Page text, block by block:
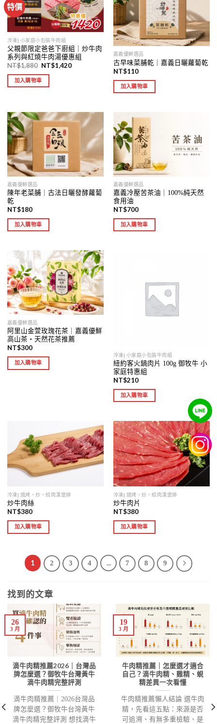
特價
冷凍| 小家庭小包裝牛肉組
父親節限定爸爸下廚組｜炒牛肉
系列與紅燒牛肉湯優惠組
NT$1,880 NT$1,420
加入購物車
嘉義優鮮選品
古早味菜脯乾｜嘉義日曬蘿蔔乾
NT$110
加入購物車
嘉義優鮮選品
陳年老菜脯｜古法日曬發酵蘿蔔
乾
NT$180
加入購物車
嘉義優鮮選品
嘉義冷壓苦茶油｜100%純天然
食用油
NT$700
加入購物車
嘉義優鮮選品
阿里山金萱玫瑰花茶｜嘉義優鮮
高山茶・天然花茶推薦
NT$300
加入購物車
冷凍| 小家庭小包裝牛肉組
紐約客火鍋肉片 100g 御牧牛 小
家庭特惠組
NT$210
加入購物車
冷凍| 燒烤。炒。絞肉漢堡排
炒牛肉絲
NT$380
加入購物車
冷凍| 燒烤。炒。絞肉漢堡排
炒牛肉片
NT$380
加入購物車
1 2 3 4 ... 7 8 9
找到的文章
滴牛肉精推薦2026｜台灣品
牌怎麼選？御牧牛台灣黃牛
滴牛肉精完整評測
滴牛肉精推薦｜2026台灣品
牌怎麼選？御牧牛台灣黃牛
滴牛肉精完整評測 想找滴牛
26
3 月
牛肉精推薦｜怎麼選才適合
自己？滴牛肉精、雞精、蜆
精差異一次看懂
牛肉精推薦懶人結論 選牛肉
精，先看這五點：來源是否
可追溯、有無多重檢驗、是
19
3 月